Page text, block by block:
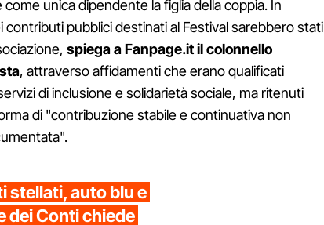
unica dipendente la figlia della coppia. In
contributi pubblici destinati al Festival sarebbero stati
spiega a Fanpage.it il colonnello
, attraverso affidamenti che erano qualificati
di inclusione e solidarietà sociale, ma ritenuti
di "contribuzione stabile e continuativa non
stellati, auto blu e
dei Conti chiede